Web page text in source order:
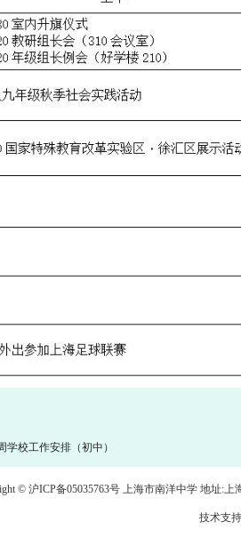
学校工作安排（初中）
© 沪ICP备05035763号 上海市南洋中学 地址:上
技术支